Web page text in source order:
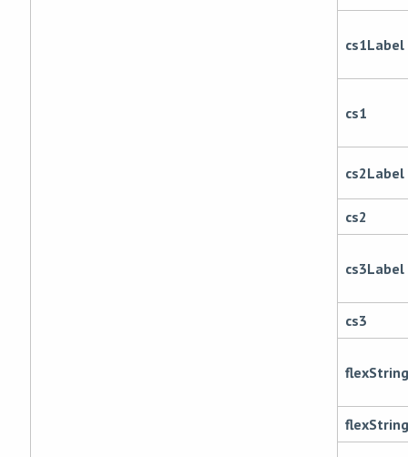
cs1Label
cs1
cs2Label
cs2
cs3Label
cs3